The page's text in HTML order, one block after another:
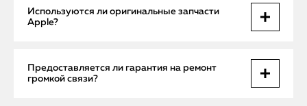
Срочный ремонт с бесплатным выездом мастера занимает
от 1 до 3 часов на месте либо до одного рабочего дня при
Используются ли оригинальные запчасти
Apple?
Да, все динамики и аудиокодеки оригинальные, что
гарантирует качество звука, долговечность и
Предоставляется ли гарантия на ремонт
громкой связи?